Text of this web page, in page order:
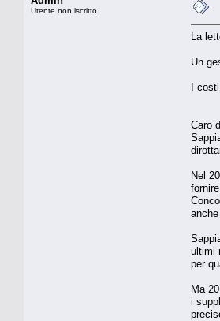
Utente non iscritto
La
Un
I
Caro
Nel
ultimi
per
Ma
i